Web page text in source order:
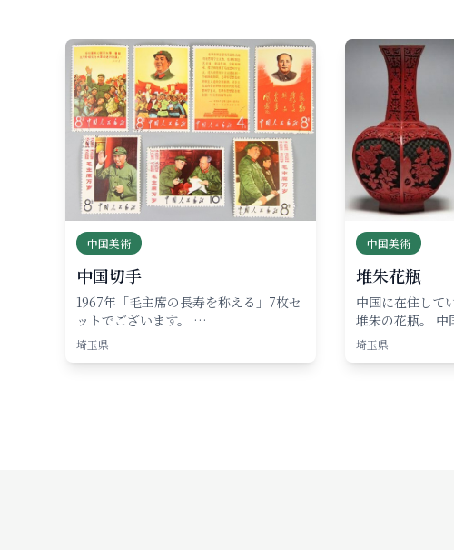
中国美術
中国切手
1967年「毛主席の長寿を称える」7枚セ
ットでございます。 …
埼玉県
中国美術
堆朱花瓶
中国に在住して
堆朱の花瓶。
埼玉県